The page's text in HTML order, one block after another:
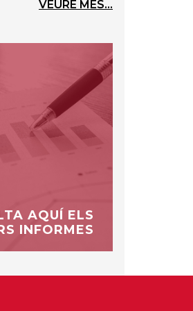
VEURE MÉS...
AQUÍ ELS
INFORMES